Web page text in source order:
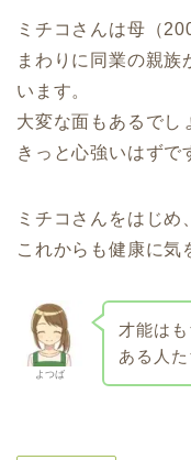
ミチコさんは母（
まわりに同業の親族
います。
大変な面もあるでし
きっと心強いはずで
ミチコさんをはじめ
これからも健康に気
よつば
才能は
ある人